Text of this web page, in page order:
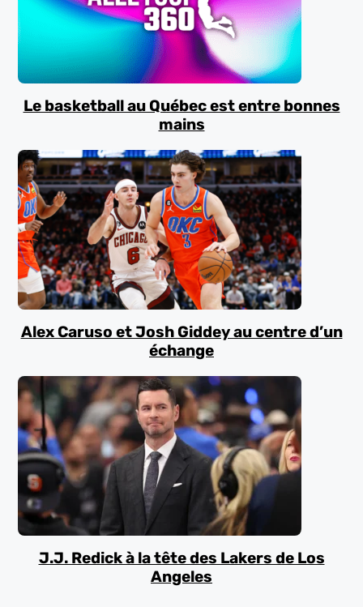
Le basketball au Québec est entre bonnes
mains
Alex Caruso et Josh Giddey au centre d’un
échange
J.J. Redick à la tête des Lakers de Los
Angeles